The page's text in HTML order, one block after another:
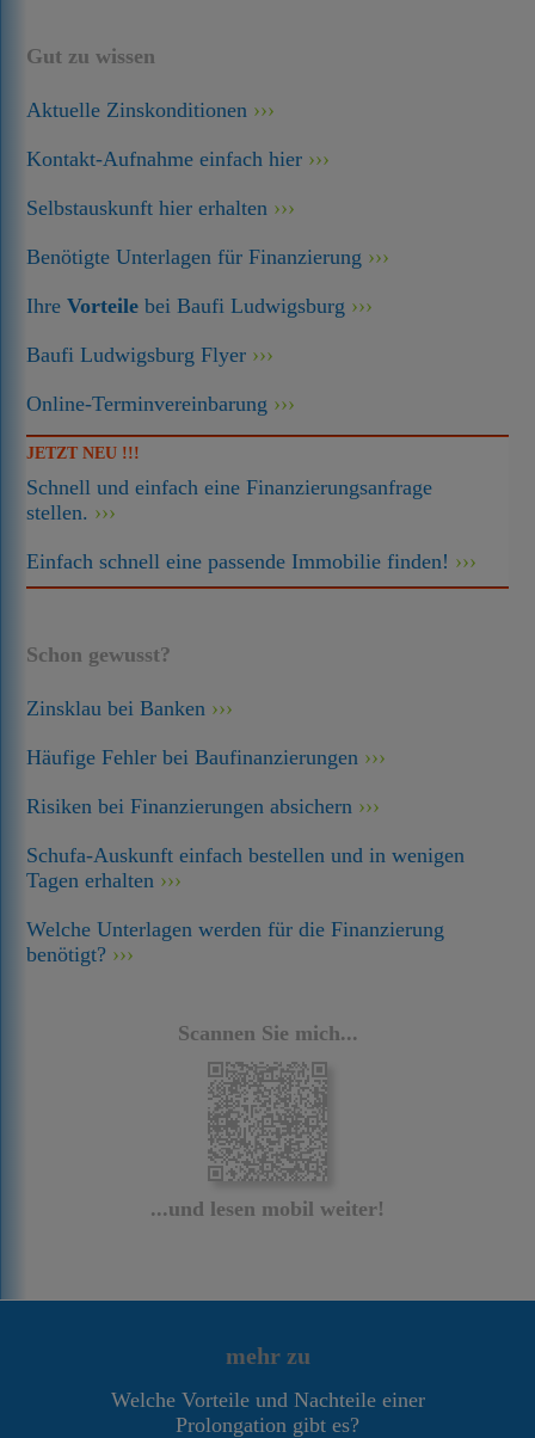
Gut zu wissen
Aktuelle Zinskonditionen
Kontakt-Aufnahme einfach hier
Selbstauskunft hier erhalten
Benötigte Unterlagen für Finanzierung
IhreVorteile bei Baufi Ludwigsburg
Baufi Ludwigsburg Flyer
Online-Terminvereinbarung
JETZT NEU !!!
Schnell und einfach eine Finanzierungsanfrage
stellen.
Einfach schnell eine passende Immobilie finden!
Schon gewusst?
Zinsklau bei Banken
Häufige Fehler bei Baufinanzierungen
Risiken bei Finanzierungen absichern
Schufa-Auskunft einfach bestellen und in wenigen
Tagen erhalten
Welche Unterlagen werden für die Finanzierung
benötigt?
Scannen Sie mich...
...und lesen mobil weiter!
mehr zu
Welche Vorteile und Nachteile einer
Prolongation gibt es?